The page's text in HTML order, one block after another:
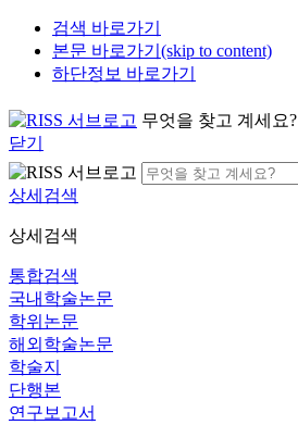
검색 바로가기
본문 바로가기(skip to content)
하단정보 바로가기
무엇을 찾고 계세요?
닫기
상세검색
상세검색
통합검색
국내학술논문
학위논문
해외학술논문
학술지
단행본
연구보고서